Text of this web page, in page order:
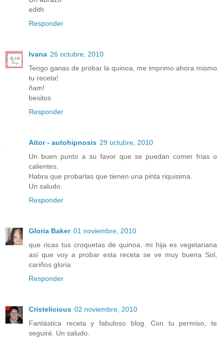
edith
Responder
Ivana 26 octubre, 2010
Tengo ganas de probar la quinoa, me imprimo ahora mismo
tu receta!
ñam!
besitos
Responder
Aitor - autohipnosis 29 octubre, 2010
Un buen punto a su favor que se puedan comer frias o
calientes.
Habra que probarlas que tienen una pinta riquisima.
Un saludo.
Responder
Gloria Baker 01 noviembre, 2010
que ricas tus croquetas de quinoa, mi hija es vegetariana
así que voy a probar esta receta se ve muy buena Sol,
cariños gloria
Responder
Cristelicious 02 noviembre, 2010
Fantástica receta y fabuloso blog. Con tu permiso, te
seguiré. Un saludo.